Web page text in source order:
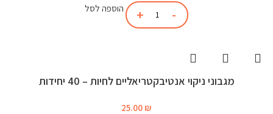
הוספה לסל
מגבוני ניקוי אנטיבקטריאליים לחיות – 40 יחידות
25.00 ₪